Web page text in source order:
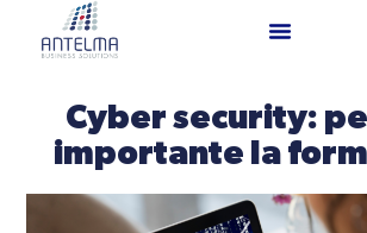
Cyber security:
importante la